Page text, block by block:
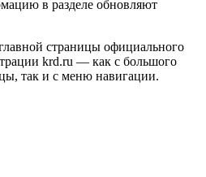
в разделе обновляют
страницы официального
krd.ru — как с большого
так и с меню навигации.